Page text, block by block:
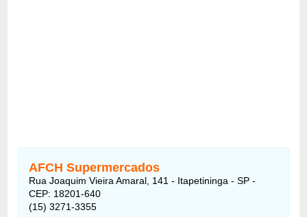
AFCH Supermercados
Rua Joaquim Vieira Amaral, 141 - Itapetininga - SP -
CEP: 18201-640
(15) 3271-3355